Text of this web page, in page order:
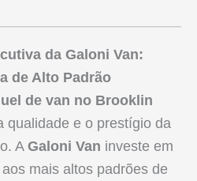
da Galoni Van:
de Alto Padrão
de van no Brooklin
qualidade e o prestígio da
A Galoni Van investe em
mais altos padrões de